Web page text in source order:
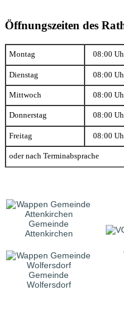
Öffnungszeiten des
Montag 08:00
Dienstag 08:00
Mittwoch 08:00
Donnerstag 08:00
Freitag 08:00
oder nach Terminabsprache
Gemeinde
Attenkirchen
Gemeinde
Wolfersdorf